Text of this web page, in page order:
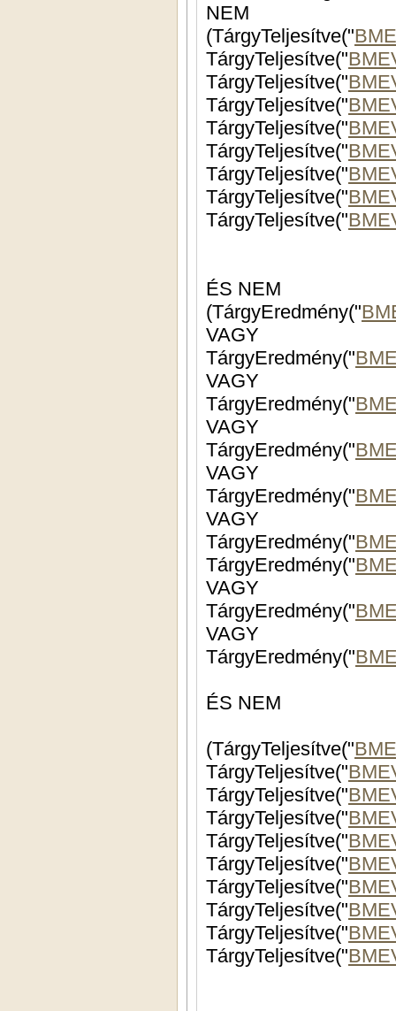
NEM
(TárgyTeljesítve("
TárgyTeljesítve("
TárgyTeljesítve("
TárgyTeljesítve("
TárgyTeljesítve("
TárgyTeljesítve("
TárgyTeljesítve("
TárgyTeljesítve("
TárgyTeljesítve("
ÉS NEM
(TárgyEredmény("
VAGY
TárgyEredmény("
VAGY
TárgyEredmény("
VAGY
TárgyEredmény("
VAGY
TárgyEredmény("
VAGY
TárgyEredmény("
TárgyEredmény("
VAGY
TárgyEredmény("
VAGY
TárgyEredmény("
ÉS NEM
(TárgyTeljesítve("
TárgyTeljesítve("
TárgyTeljesítve("
TárgyTeljesítve("
TárgyTeljesítve("
TárgyTeljesítve("
TárgyTeljesítve("
TárgyTeljesítve("
TárgyTeljesítve("
TárgyTeljesítve("